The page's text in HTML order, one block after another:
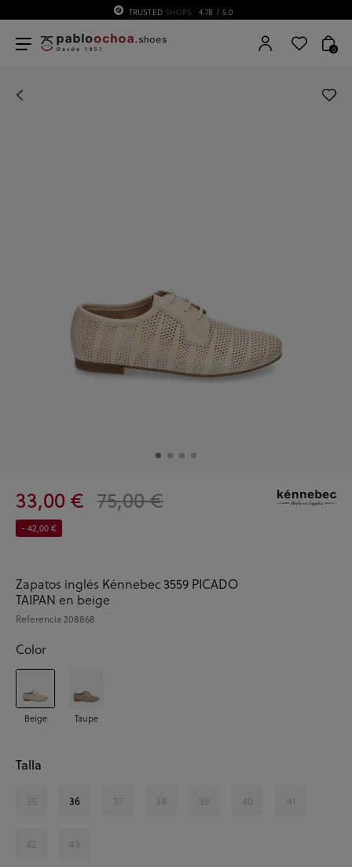
TRUSTEDSHOPS 4.78 / 5.0
0
33,00 € 75,00 €
- 42,00 €
Zapatos inglés Kénnebec 3559 PICADO
TAIPAN en beige
Referencia208868
Color
Beige Taupe
Talla
35 36 37 38 39 40 41
42 43